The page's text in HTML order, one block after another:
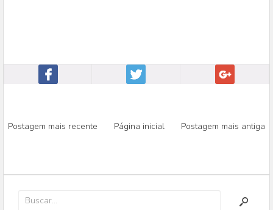
Postagem mais recente Página inicial Postagem mais antiga